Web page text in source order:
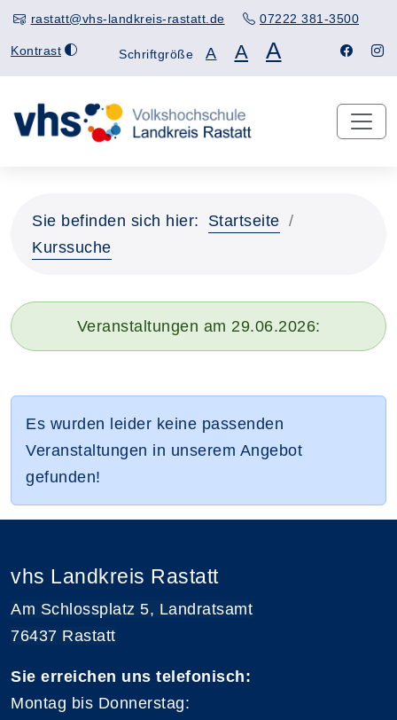
rastatt@vhs-landkreis-rastatt.de 07222 381-3500
Kontrast Schriftgröße A A A
Sie befinden sich hier:
Startseite
Kurssuche
Veranstaltungen am 29.06.2026:
Es wurden leider keine passenden
Veranstaltungen in unserem Angebot
gefunden!
vhs Landkreis Rastatt
Am Schlossplatz 5, Landratsamt
76437 Rastatt
Sie erreichen uns telefonisch:
Montag bis Donnerstag: